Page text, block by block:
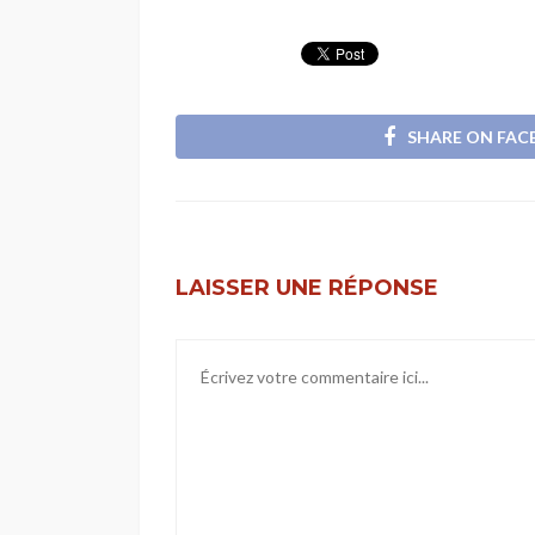
SHARE ON
LAISSER UNE RÉPONSE